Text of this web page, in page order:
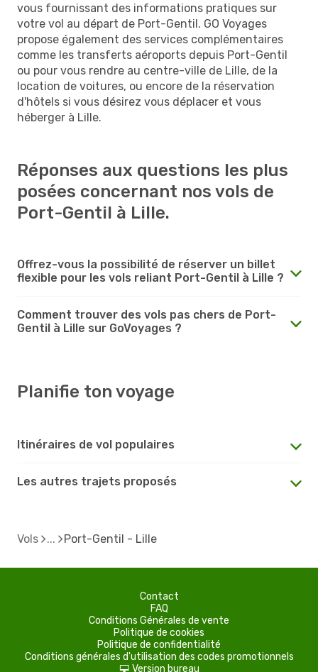
vous fournissant des informations pratiques sur
votre vol au départ de Port-Gentil. GO Voyages
propose également des services complémentaires
comme les transferts aéroports depuis Port-Gentil
ou pour vous rendre au centre-ville de Lille, de la
location de voitures, ou encore de la réservation
d'hôtels si vous désirez vous déplacer et vous
héberger à Lille.
Réponses aux questions les plus
posées concernant nos vols de
Port-Gentil à Lille.
Offrez-vous la possibilité de réserver un billet
flexible pour les vols reliant Port-Gentil à Lille ?
Comment trouver des vols pas chers de Port-
Gentil à Lille sur GoVoyages ?
Planifie ton voyage
Itinéraires de vol populaires
Les autres trajets proposés
Vols Port-Gentil - Lille
Contact
FAQ
Conditions Générales de vente
Politique de cookies
Politique de confidentialité
Conditions générales d'utilisation des codes promotionnels
d Version bureau